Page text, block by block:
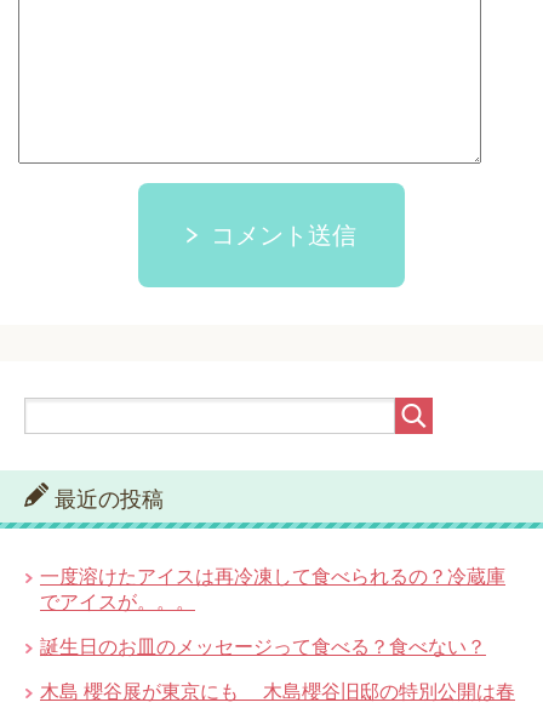
コメント送信
最近の投稿
一度溶けたアイスは再冷凍して食べられるの？冷蔵庫
でアイスが。。。
誕生日のお皿のメッセージって食べる？食べない？
木島 櫻谷展が東京にも 木島櫻谷旧邸の特別公開は春